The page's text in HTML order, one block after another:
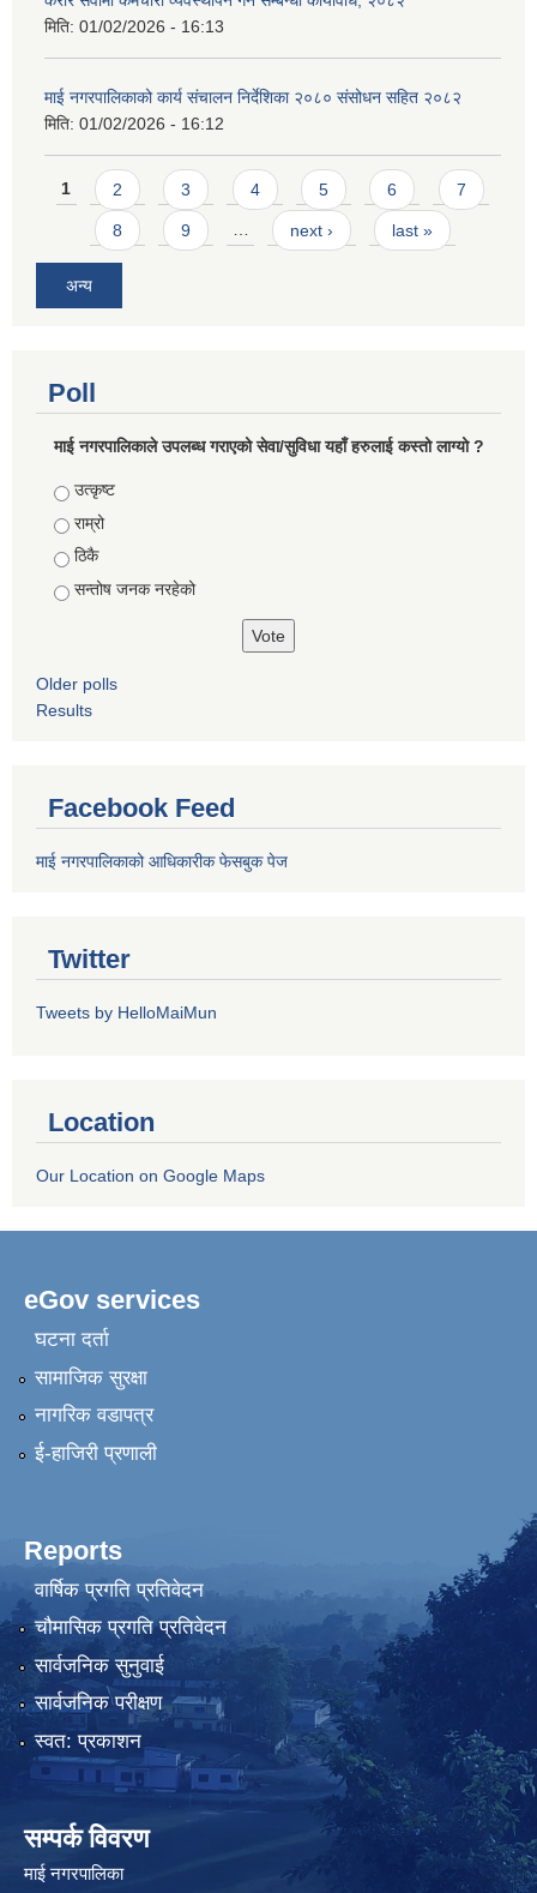
मिति: 01/02/2026 - 16:13
माई नगरपालिकाको कार्य संचालन निर्देशिका २०८० संसोधन सहित २०८२
मिति: 01/02/2026 - 16:12
Pages
1 2 3 4 5 6 7
8 9 … next › last »
अन्य
Poll
माई नगरपालिकाले उपलब्ध गराएको सेवा/सुविधा यहाँ हरुलाई कस्तो लाग्यो ?
Choices
उत्कृष्ट
राम्रो
ठिकै
सन्तोष जनक नरहेको
Older polls
Results
Facebook Feed
माई नगरपालिकाको आधिकारीक फेसबुक पेज
Twitter
Tweets by HelloMaiMun
Location
Our Location on Google Maps
eGov services
घटना दर्ता
सामाजिक सुरक्षा
नागरिक वडापत्र
ई-हाजिरी प्रणाली
Reports
वार्षिक प्रगति प्रतिवेदन
चौमासिक प्रगति प्रतिवेदन
सार्वजनिक सुनुवाई
सार्वजनिक परीक्षण
स्वत: प्रकाशन
सम्पर्क विवरण
माई नगरपालिका